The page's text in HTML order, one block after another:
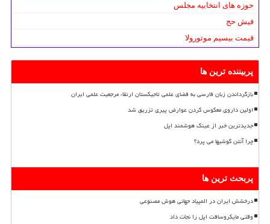
حوزه های انتخابیه مجلس
فیش حج
قیمت بیسیم موتورولا
پربیننده ترین ها
بازگرداندن زبان فارسی به فضای علمی تاجیکستان ارتقاء مرجعیت علمی ایران
اولین داروی معکوس کردن عوارض پیری تزریق شد
جدیدترین خبر از عینک هوشمند اپل
چرا آنتن گوشیها می پرد؟
پربحث ترین ها
درخشش ایران در المپیاد جهانی هوش مصنوعی
وقتی مایکروسافت اپل را نجات داد